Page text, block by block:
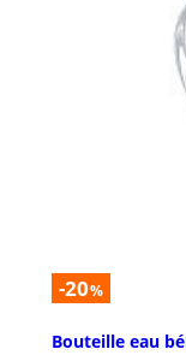
-20%
Bouteille eau